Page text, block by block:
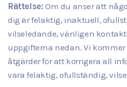
Rättelse: Om du anser att
dig är felaktig, inaktuell,
vilseledande, vänligen
uppgifterna nedan. Vi
åtgärder för att korrigera all
vara felaktig, ofullständig,